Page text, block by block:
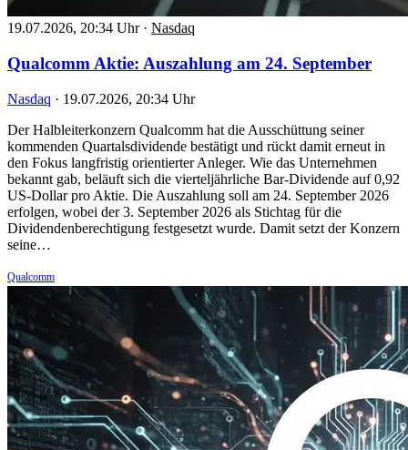
19.07.2026, 20:34 Uhr · Nasdaq
Qualcomm Aktie: Auszahlung am 24. September
Nasdaq · 19.07.2026, 20:34 Uhr
Der Halbleiterkonzern Qualcomm hat die Ausschüttung seiner
kommenden Quartalsdividende bestätigt und rückt damit erneut in
den Fokus langfristig orientierter Anleger. Wie das Unternehmen
bekannt gab, beläuft sich die vierteljährliche Bar-Dividende auf 0,92
US-Dollar pro Aktie. Die Auszahlung soll am 24. September 2026
erfolgen, wobei der 3. September 2026 als Stichtag für die
Dividendenberechtigung festgesetzt wurde. Damit setzt der Konzern
seine…
Qualcomm